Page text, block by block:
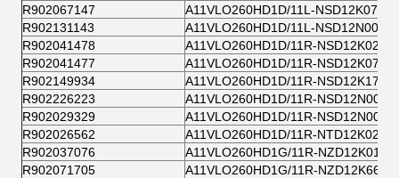
R902067147
A11VLO260HD1D/11L-NSD12K07
R902131143
A11VLO260HD1D/11L-NSD12N00
R902041478
A11VLO260HD1D/11R-NSD12K02
R902041477
A11VLO260HD1D/11R-NSD12K07
R902149934
A11VLO260HD1D/11R-NSD12K17
R902226223
A11VLO260HD1D/11R-NSD12N00
R902029329
A11VLO260HD1D/11R-NSD12N00
R902026562
A11VLO260HD1D/11R-NTD12K02
R902037076
A11VLO260HD1G/11R-NZD12K01
R902071705
A11VLO260HD1G/11R-NZD12K66